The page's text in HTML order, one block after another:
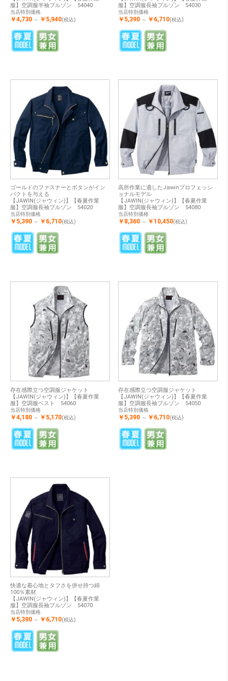
服】空調服半袖ブルゾン 54040
当店特別価格
￥4,730 ～ ￥5,940(税込)
服】空調服長袖ブルゾン 54030
当店特別価格
￥5,390 ～ ￥6,710(税込)
ゴールドのファスナーとボタンがイン
パクトを与える
【JAWIN(ジャウィン)】【春夏作業
服】空調服長袖ブルゾン 54020
当店特別価格
￥5,390 ～ ￥6,710(税込)
高所作業に適したJawinプロフェッシ
ョナルモデル
【JAWIN(ジャウィン)】【春夏作業
服】空調服長袖ブルゾン 54080
当店特別価格
￥8,360 ～ ￥10,450(税込)
存在感際立つ空調服ジャケット
【JAWIN(ジャウィン)】【春夏作業
服】空調服ベスト 54060
当店特別価格
￥4,180 ～ ￥5,170(税込)
存在感際立つ空調服ジャケット
【JAWIN(ジャウィン)】【春夏作業
服】空調服長袖ブルゾン 54050
当店特別価格
￥5,390 ～ ￥6,710(税込)
快適な着心地とタフさを併せ持つ綿
100％素材
【JAWIN(ジャウィン)】【春夏作業
服】空調服長袖ブルゾン 54070
当店特別価格
￥5,390 ～ ￥6,710(税込)